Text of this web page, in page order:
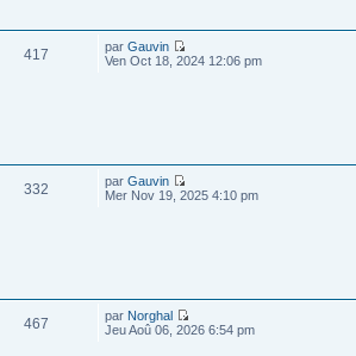
417 parGauvin
Ven Oct 18, 2024 12:06 pm
332 parGauvin
Mer Nov 19, 2025 4:10 pm
467 par Norghal
Jeu Aoû 06, 2026 6:54 pm